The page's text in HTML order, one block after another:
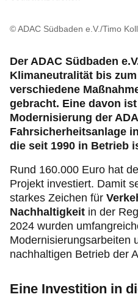
Mitgliedervorteile
Karriere
© ADAC Südbaden e.V./Timo
Der ADAC Südbaden
Klimaneutralität bis
verschiedene
gebracht. Eine davon
Modernisierung der
Fahrsicherheitsanlage
die seit 1990 in Betrieb
Rund 160.000 Euro hat
Projekt investiert. Damit
starkes Zeichen für
Nachhaltigkeit in der
2024 wurden
Modernisierungsarbeiten
nachhaltigen Betrieb der
Eine Investition in